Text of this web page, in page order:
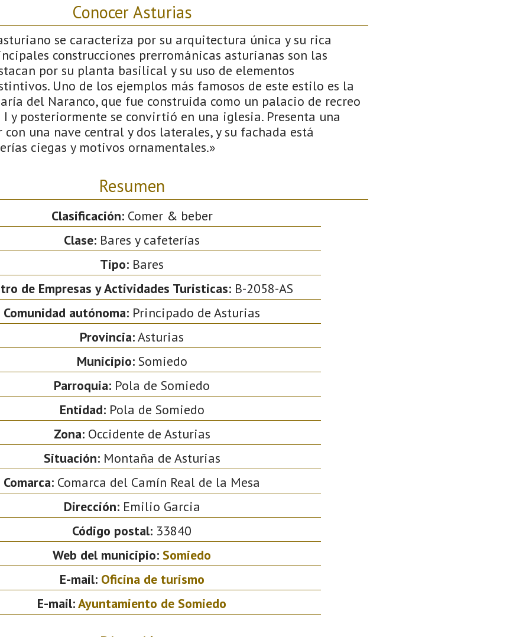
Conocer Asturias
se caracteriza por su arquitectura única y su rica
construcciones prerrománicas asturianas son las
por su planta basilical y su uso de elementos
Uno de los ejemplos más famosos de este estilo es la
del Naranco, que fue construida como un palacio de recreo
y posteriormente se convirtió en una iglesia. Presenta una
una nave central y dos laterales, y su fachada está
ciegas y motivos ornamentales.»
Resumen
Clasificación:Comer & beber
Clase: Bares y cafeterías
Tipo: Bares
de Empresas y Actividades Turisticas: B-2058-AS
Comunidad autónoma: Principado de Asturias
Provincia:Asturias
Municipio:Somiedo
Parroquia: Pola de Somiedo
Entidad:Pola de Somiedo
Zona:Occidente de Asturias
Situación:Montaña de Asturias
Comarca: Comarca del Camín Real de la Mesa
Dirección:Emilio Garcia
Código postal: 33840
Web del municipio: Somiedo
E-mail: Oficina de turismo
E-mail:Ayuntamiento de Somiedo